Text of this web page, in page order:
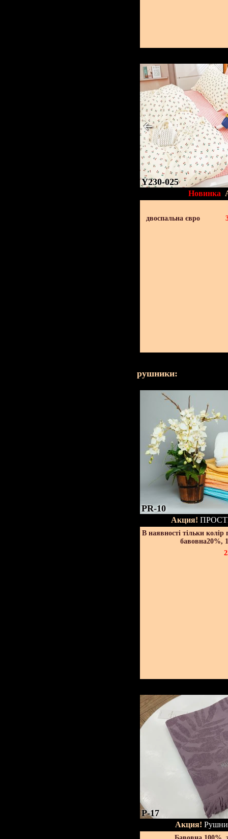
Y230-025
Новинка
двоспальна євро
рушники:
PR-10
Акция!
В наявності тільки
бавовна20%,
P-17
Акция!